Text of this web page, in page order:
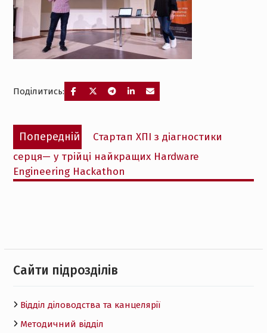
Поділитись:
Навігація
записів
Попередній
Попередній
запис:
Стартап ХПІ з діагностики
серця— у трійці найкращих Hardware
Engineering Hackathon
Cайти підрозділів
Відділ діловодства та канцелярії
Методичний відділ